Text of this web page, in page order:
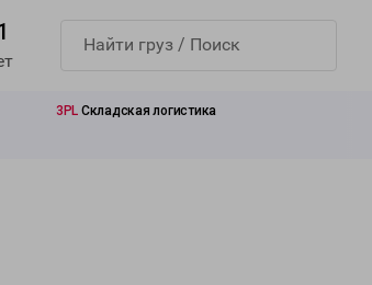
3PL Складская логистика